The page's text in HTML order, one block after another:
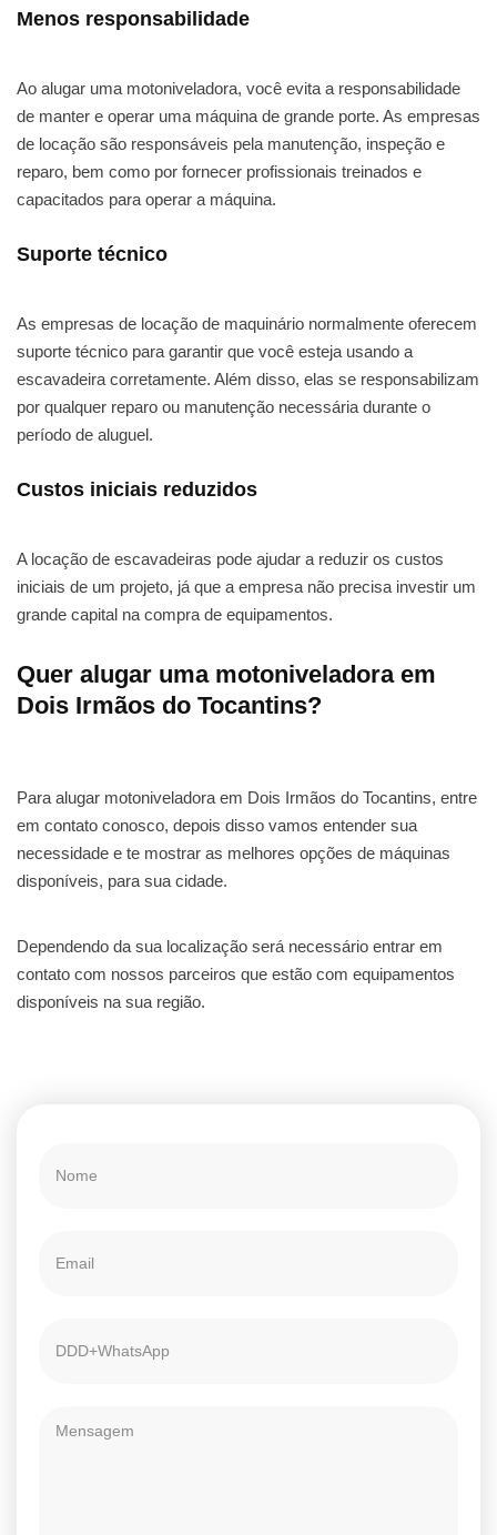
Menos responsabilidade
Ao alugar uma motoniveladora, você evita a responsabilidade
de manter e operar uma máquina de grande porte. As empresas
de locação são responsáveis pela manutenção, inspeção e
reparo, bem como por fornecer profissionais treinados e
capacitados para operar a máquina.
Suporte técnico
As empresas de locação de maquinário normalmente oferecem
suporte técnico para garantir que você esteja usando a
escavadeira corretamente. Além disso, elas se responsabilizam
por qualquer reparo ou manutenção necessária durante o
período de aluguel.
Custos iniciais reduzidos
A locação de escavadeiras pode ajudar a reduzir os custos
iniciais de um projeto, já que a empresa não precisa investir um
grande capital na compra de equipamentos.
Quer alugar uma motoniveladora em
Dois Irmãos do Tocantins?
Para alugar motoniveladora em Dois Irmãos do Tocantins, entre
em contato conosco, depois disso vamos entender sua
necessidade e te mostrar as melhores opções de máquinas
disponíveis, para sua cidade.
Dependendo da sua localização será necessário entrar em
contato com nossos parceiros que estão com equipamentos
disponíveis na sua região.